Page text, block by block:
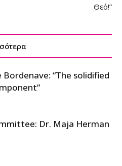
Θεό!”
“The solidified
Dr. Maja Herman